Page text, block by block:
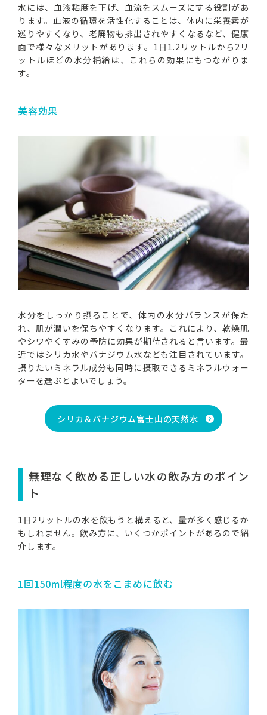
水には、血液粘度を下げ、血流をスムーズにする役割があ
ります。血液の循環を活性化することは、体内に栄養素が
巡りやすくなり、老廃物も排出されやすくなるなど、健康
面で様々なメリットがあります。1日1.2リットルから2リ
ットルほどの水分補給は、これらの効果にもつながりま
す。
美容効果
水分をしっかり摂ることで、体内の水分バランスが保た
れ、肌が潤いを保ちやすくなります。これにより、乾燥肌
やシワやくすみの予防に効果が期待されると言います。最
近ではシリカ水やバナジウム水なども注目されています。
摂りたいミネラル成分も同時に摂取できるミネラルウォー
ターを選ぶとよいでしょう。
シリカ＆バナジウム富士山の天然水
無理なく飲める正しい水の飲み方のポイン
ト
1日2リットルの水を飲もうと構えると、量が多く感じるか
もしれません。飲み方に、いくつかポイントがあるので紹
介します。
1回150ml程度の水をこまめに飲む